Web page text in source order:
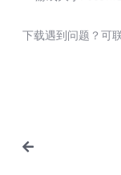
下载遇到问题？可